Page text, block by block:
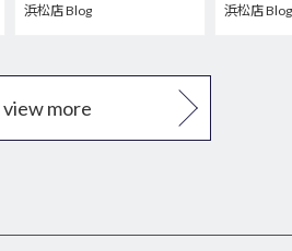
浜松店 Blog 浜松店 Blog
view more